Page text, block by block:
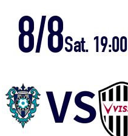
8/8Sat. 19:00
VS